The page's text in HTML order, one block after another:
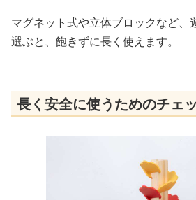
マグネット式や立体ブロックなど、
選ぶと、飽きずに長く使えます。
長く安全に使うためのチェ